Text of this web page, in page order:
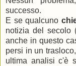
successo.
E se qualcuno
notizia del secolo
anche in questo
persi in un
ultima analisi c'è